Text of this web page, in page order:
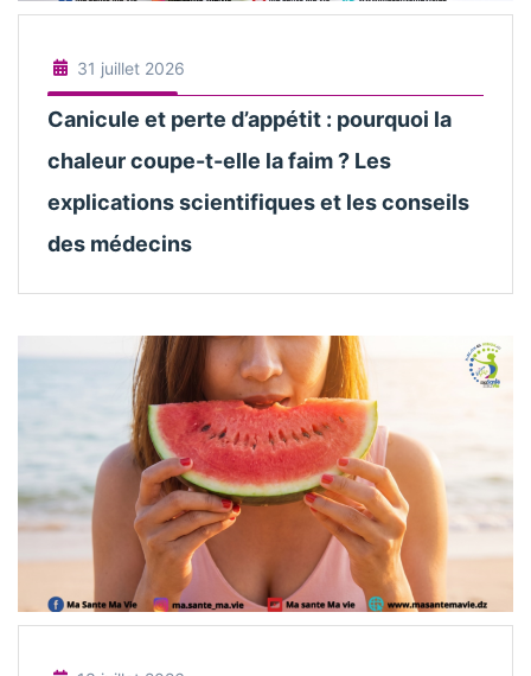
31 juillet 2026
Canicule et perte d’appétit : pourquoi la
chaleur coupe-t-elle la faim ? Les
explications scientifiques et les conseils
des médecins